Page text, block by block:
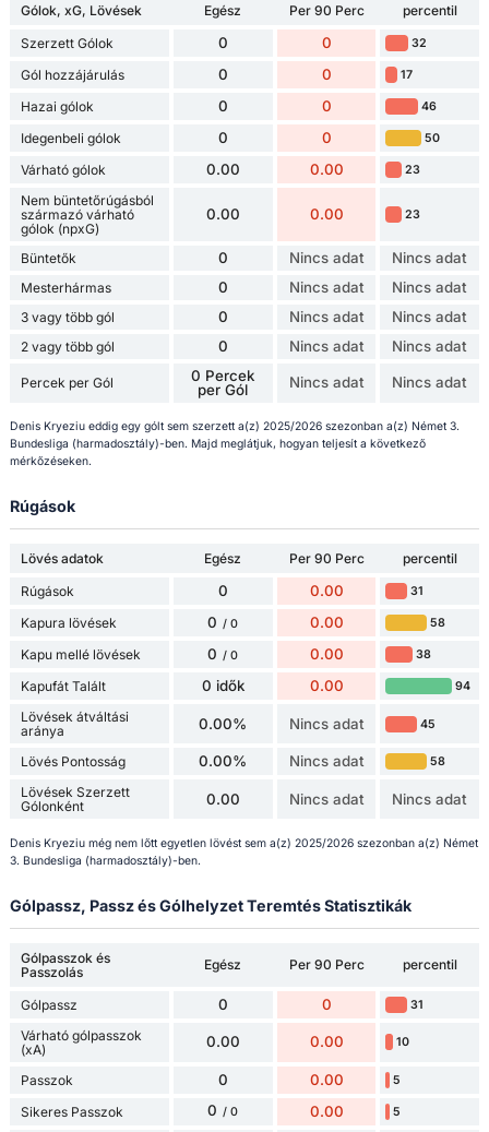
Gólok, xG, Lövések Egész Per 90 Perc
percentil
Szerzett Gólok
0 0 32
Gól hozzájárulás 0 0 17
Hazai gólok 0 0 46
Idegenbeli gólok 0 0 50
Várható gólok 0.00 0.00 23
Nem büntetőrúgásból
származó várható
gólok (npxG)
0.00 0.00 23
Büntetők 0 Nincs adat Nincs adat
Mesterhármas 0 Nincs adat Nincs adat
3 vagy több gól 0 Nincs adat Nincs adat
2 vagy több gól 0 Nincs adat Nincs adat
Percek per Gól
0 Percek
per Gól
Nincs adat Nincs adat
Denis Kryeziu eddig egy gólt sem szerzett a(z) 2025/2026 szezonban a(z) Német 3.
Bundesliga (harmadosztály)-ben. Majd meglátjuk, hogyan teljesít a következő
mérkőzéseken.
Rúgások
Lövés adatok Egész Per 90 Perc
percentil
Rúgások
0 0.00 31
Kapura lövések 0 / 0 0.00 58
Kapu mellé lövések 0 / 0 0.00 38
Kapufát Talált 0 idők 0.00 94
Lövések átváltási
aránya
0.00% Nincs adat 45
Lövés Pontosság 0.00% Nincs adat 58
Lövések Szerzett
Gólonként
0.00 Nincs adat Nincs adat
Denis Kryeziu még nem lőtt egyetlen lövést sem a(z) 2025/2026 szezonban a(z) Német
3. Bundesliga (harmadosztály)-ben.
Gólpassz, Passz és Gólhelyzet Teremtés Statisztikák
Gólpasszok és
Passzolás
Egész Per 90 Perc percentil
Gólpassz 0 0 31
Várható gólpasszok
(xA)
0.00 0.00 10
Passzok 0 0.00 5
Sikeres Passzok 0 / 0 0.00 5